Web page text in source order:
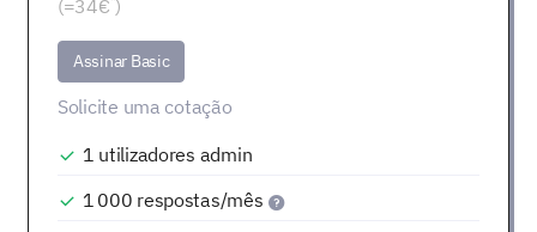
(=34€ )
Assinar Basic
Solicite uma cotação
1 utilizadores admin
1 000 respostas/mês